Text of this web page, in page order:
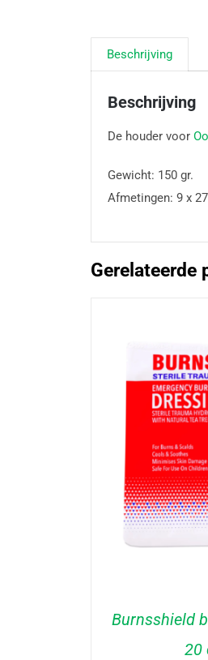
Beschrijving
Beschrijving
De houder voor
Gewicht: 150 gr.
Afmetingen: 9 x
Gerelateerde
Burnsshield
20